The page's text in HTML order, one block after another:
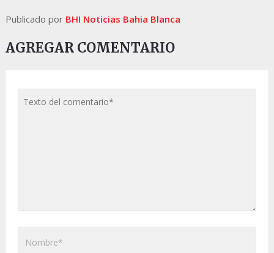
Publicado por BHI Noticias Bahia Blanca
AGREGAR COMENTARIO